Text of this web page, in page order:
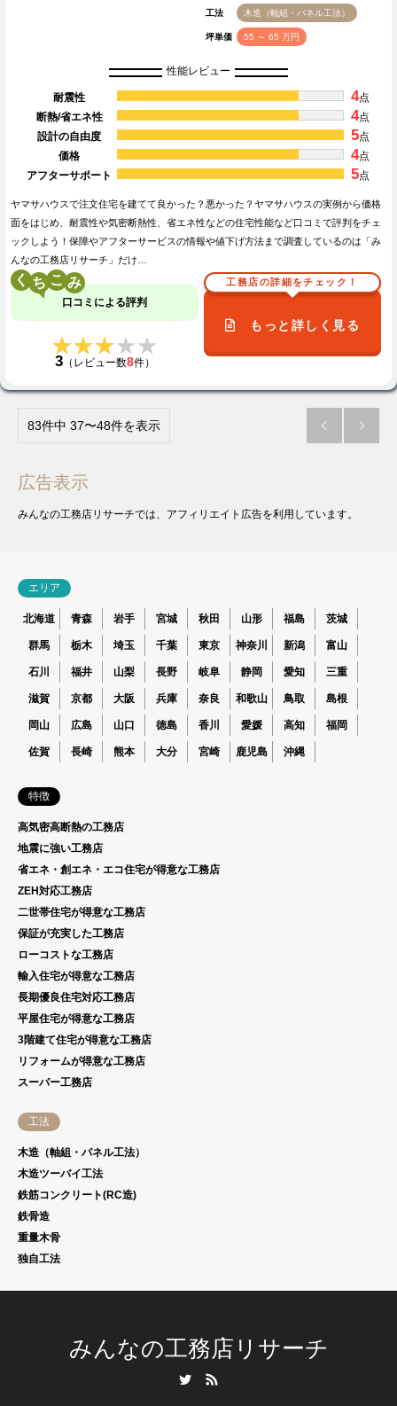
工法 木造（軸組・パネル工法）
坪単価 55 ～ 65 万円
性能レビュー
耐震性 4点
断熱/省エネ性
4点
設計の自由度
5点
価格
4点
アフターサポート
5点
ヤマサハウスで注文住宅を建てて良かった？悪かった？ヤマサハウスの実例から価格
面をはじめ、耐震性や気密断熱性、省エネ性などの住宅性能など口コミで評判をチェ
ックしよう！保障やアフターサービスの情報や値下げ方法まで調査しているのは「み
んなの工務店リサーチ」だけ…
く こ
口コミによる評判
★★★★★
★★★★★
3（レビュー数8件）
工務店の詳細をチェック！
もっと詳しく見る
83件中 37〜48件を表示  
広告表示
みんなの工務店リサーチでは、アフィリエイト広告を利用しています。
エリア
北海道 青森 岩手 宮城 秋田 山形 福島 茨城
群馬 栃木 埼玉 千葉 東京 神奈川 新潟 富山
石川 福井 山梨 長野 岐阜 静岡 愛知 三重
滋賀 京都 大阪 兵庫 奈良 和歌山 鳥取 島根
岡山 広島 山口 徳島 香川 愛媛 高知 福岡
佐賀 長崎 熊本 大分 宮崎 鹿児島 沖縄
特徴
高気密高断熱の工務店
地震に強い工務店
省エネ・創エネ・エコ住宅が得意な工務店
ZEH対応工務店
二世帯住宅が得意な工務店
保証が充実した工務店
ローコストな工務店
輸入住宅が得意な工務店
長期優良住宅対応工務店
平屋住宅が得意な工務店
3階建て住宅が得意な工務店
リフォームが得意な工務店
スーパー工務店
工法
木造（軸組・パネル工法）
木造ツーバイ工法
鉄筋コンクリート(RC造)
鉄骨造
重量木骨
独自工法
みんなの工務店リサーチ